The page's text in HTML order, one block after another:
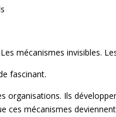
mécanismes invisibles.
fascinant.
organisations. Ils
ces mécanismes